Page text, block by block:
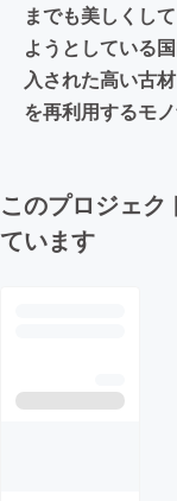
までも美しくし
ようとしている
入された高い古
を再利用するモ
このプロジェク
ています